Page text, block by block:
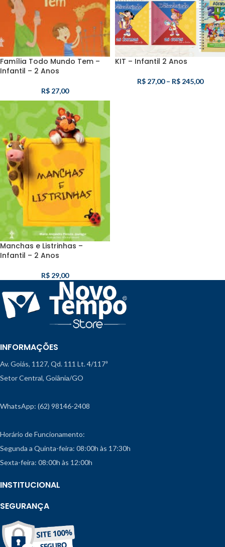
Família Todo Mundo Tem –
Infantil – 2 Anos
R$ 27,00
KIT – Infantil 2 Anos
R$27,00 – R$245,00
Manchas e Listrinhas –
Infantil – 2 Anos
R$ 29,00
INFORMAÇÕES
Av. Goiás, 1127, Qd. 111 Lt. 4/117ª
Setor Central, Goiânia/GO
WhatsApp: (62) 98146-2408
Horário de Funcionamento:
Segunda a Quinta-feira: 08:00h às 17:30h
Sexta-feira: 08:00h às 12:00h
INSTITUCIONAL
SEGURANÇA